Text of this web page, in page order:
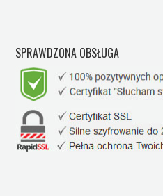
SPRAWDZONA OBSŁUGA